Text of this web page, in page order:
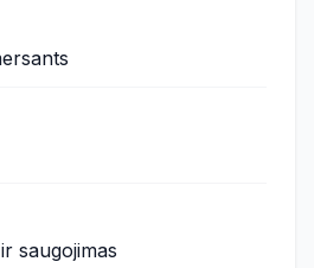
saugojimas